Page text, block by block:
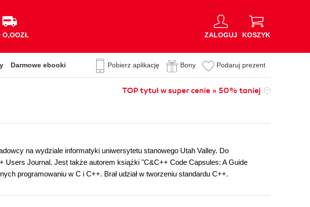
O,OOZŁ ZALOGUJ KOSZYK
Darmowe ebooki Pobierz aplikację Bony Podaruj prezent
TOP tytuł w super cenie » 50% taniej
na wydziale informatyki uniwersytetu stanowego Utah Valley. Do
Users Journal. Jest także autorem książki "C&C++ Code Capsules: A Guide
programowaniu w C i C++. Brał udział w tworzeniu standardu C++.